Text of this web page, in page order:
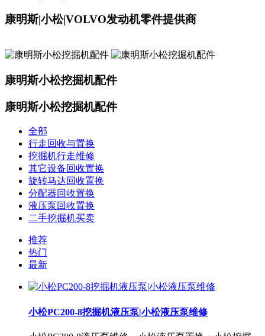
康明斯|小松|VOLVO发动机零件提供商
康明斯小松挖掘机配件
康明斯小松挖掘机配件
全部
行走回收与置换
挖掘机行走维修
其它设备回收置换
旋转马达回收置换
分配器回收置换
液压泵回收置换
二手挖掘机买卖
推荐
热门
最新
小松PC200-8挖掘机液压泵|小松液压泵维修